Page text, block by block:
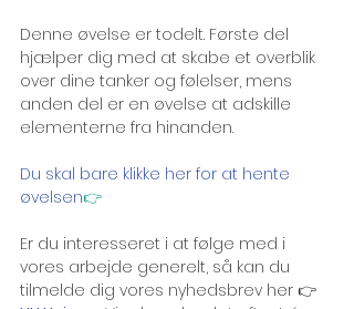
Denne øvelse er todelt. Første del
hjælper dig med at skabe et overblik
over dine tanker og følelser, mens
anden del er en øvelse at adskille
elementerne fra hinanden.
Du skal bare klikke her for at hente
øvelsen👉
Er du interesseret i at følge med i
vores arbejde generelt, så kan du
tilmelde dig vores nyhedsbrev her 👉